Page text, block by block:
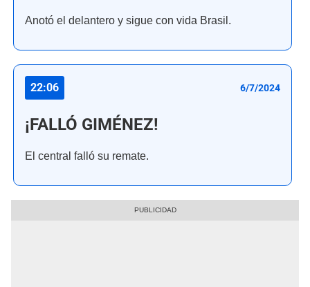
Anotó el delantero y sigue con vida Brasil.
22:06 6/7/2024
¡FALLÓ GIMÉNEZ!
El central falló su remate.